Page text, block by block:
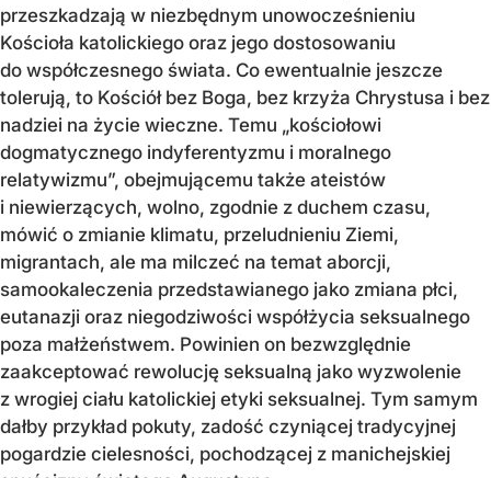
przeszkadzają w niezbędnym unowocześnieniu
Kościoła katolickiego oraz jego dostosowaniu
do współczesnego świata. Co ewentualnie jeszcze
tolerują, to Kościół bez Boga, bez krzyża Chrystusa i bez
nadziei na życie wieczne. Temu „kościołowi
dogmatycznego indyferentyzmu i moralnego
relatywizmu”, obejmującemu także ateistów
i niewierzących, wolno, zgodnie z duchem czasu,
mówić o zmianie klimatu, przeludnieniu Ziemi,
migrantach, ale ma milczeć na temat aborcji,
samookaleczenia przedstawianego jako zmiana płci,
eutanazji oraz niegodziwości współżycia seksualnego
poza małżeństwem. Powinien on bezwzględnie
zaakceptować rewolucję seksualną jako wyzwolenie
z wrogiej ciału katolickiej etyki seksualnej. Tym samym
dałby przykład pokuty, zadość czyniącej tradycyjnej
pogardzie cielesności, pochodzącej z manichejskiej